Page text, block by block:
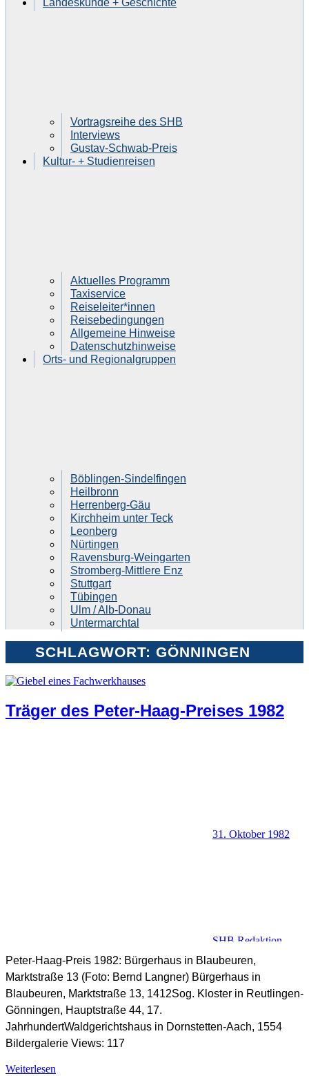
Vortragsreihe des SHB
Interviews
Gustav-Schwab-Preis
Kultur- + Studienreisen
Aktuelles Programm
Taxiservice
Reiseleiter*innen
Reisebedingungen
Allgemeine Hinweise
Datenschutzhinweise
Orts- und Regionalgruppen
Böblingen-Sindelfingen
Heilbronn
Herrenberg-Gäu
Kirchheim unter Teck
Leonberg
Nürtingen
Ravensburg-Weingarten
Stromberg-Mittlere Enz
Stuttgart
Tübingen
Ulm / Alb-Donau
Untermarchtal
SCHLAGWORT:GÖNNINGEN
Träger des Peter-Haag-Preises 1982
31. Oktober 1982
SHB Redaktion
Peter-Haag-Preis 1982: Bürgerhaus in Blaubeuren,
Marktstraße 13 (Foto: Bernd Langner) Bürgerhaus in
Blaubeuren, Marktstraße 13, 1412Sog. Kloster in Reutlingen-
Gönningen, Hauptstraße 44, 17.
JahrhundertWaldgerichtshaus in Dornstetten-Aach, 1554
Bildergalerie Views: 117
Weiterlesen